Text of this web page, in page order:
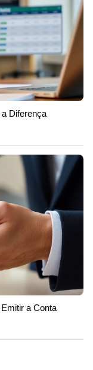
Diferença
a Conta